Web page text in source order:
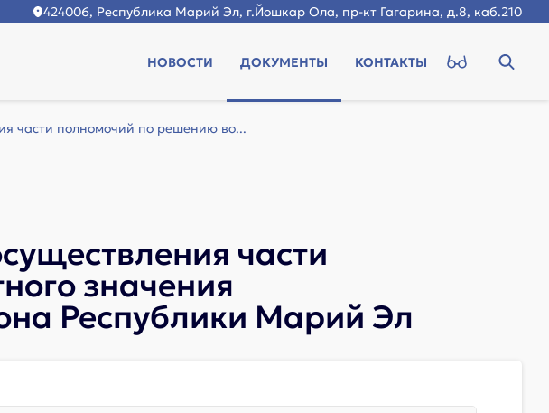
424006, Республика Марий Эл, г.Йошкар Ола, пр-кт Гагарина, д.8, каб.210
НОВОСТИ ДОКУМЕНТЫ КОНТАКТЫ
части полномочий по решению во...
части
значения
Республики Марий Эл